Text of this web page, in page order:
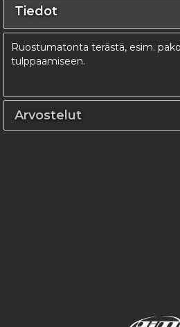
Tiedot
Ruostumatonta terästä, esim.
tulppaamiseen.
Arvostelut